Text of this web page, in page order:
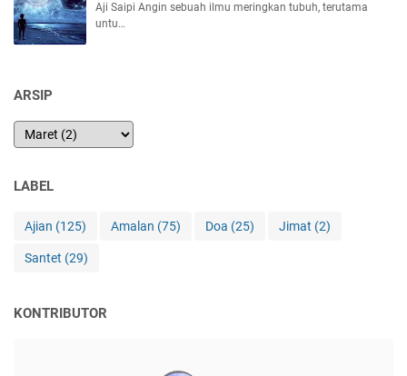
Aji Saipi Angin sebuah ilmu meringkan tubuh, terutama
untu…
ARSIP
LABEL
Ajian (125) Amalan (75) Doa (25) Jimat (2)
Santet (29)
KONTRIBUTOR